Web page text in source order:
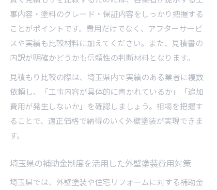
事内容・塗料のグレード・保証内容をしっかり把握する
ことがポイントです。費用だけでなく、アフターサービ
スや実績も比較材料に加えてください。また、見積書の
内訳が明確かどうかも信頼性の判断材料となります。
見積もり比較の際は、埼玉県内で実績のある業者に複数
依頼し、「工事内容が具体的に書かれているか」「追加
費用が発生しないか」を確認しましょう。相場を把握す
ることで、適正価格で納得のいく外壁塗装が実現できま
す。
埼玉県の補助金制度を活用した外壁塗装費用対策
埼玉県では、外壁塗装や住宅リフォームに対する補助金